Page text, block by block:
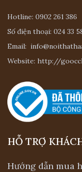
Hotline: 0902 261 386
Số điện thoại: 024 33
Email:
Website: http://
HỖ TRỢ
Hướng dẫn mua